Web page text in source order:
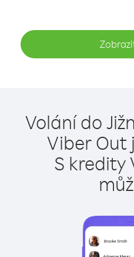
Volání do
Viber Out
S kredity